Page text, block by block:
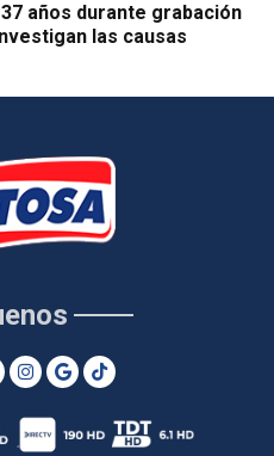
años durante grabación
las causas